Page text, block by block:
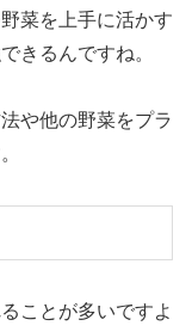
菜を上手に活かす
きるんですね。
や他の野菜をプラ
ことが多いですよ